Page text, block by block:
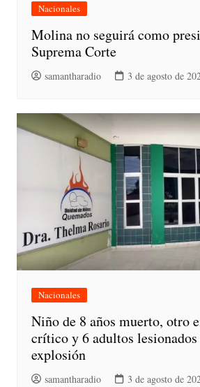
Nacionales
Molina no seguirá como
Suprema Corte
samantharadio 3 de agosto de
Nacionales
Niño de 8 años muerto, otro
crítico y 6 adultos lesionados
explosión
samantharadio 3 de agosto de